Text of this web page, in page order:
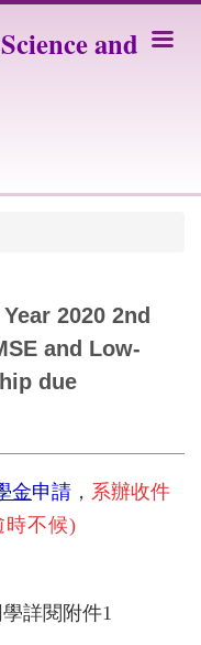
and
2020 2nd
and Low-
due
金申請 ， 系辦收件
時不候)
詳閱附件1